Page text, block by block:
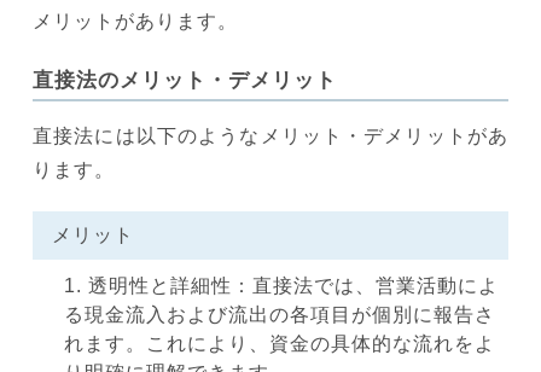
メリットがあります。
直接法のメリット・デメリット
直接法には以下のようなメリット・デメリットがあ
ります。
メリット
透明性と詳細性：直接法では、営業活動によ
る現金流入および流出の各項目が個別に報告さ
れます。これにより、資金の具体的な流れをよ